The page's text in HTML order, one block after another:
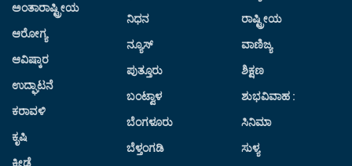
ಅಂತಾರಾಷ್ಟ್ರೀಯ
ಆರೋಗ್ಯ
ಆವಿಷ್ಕಾರ
ಉದ್ಘಾಟನೆ
ಕರಾವಳಿ
ಕೃಷಿ
ಕ್ರೀಡೆ
ನಿಧನ
ನ್ಯೂಸ್
ಪುತ್ತೂರು
ಬಂಟ್ವಾಳ
ಬೆಂಗಳೂರು
ಬೆಳ್ತಂಗಡಿ
ರಾಷ್ಟ್ರೀಯ
ವಾಣಿಜ್ಯ
ಶಿಕ್ಷಣ
ಶುಭವಿವಾಹ :
ಸಿನಿಮಾ
ಸುಳ್ಯ